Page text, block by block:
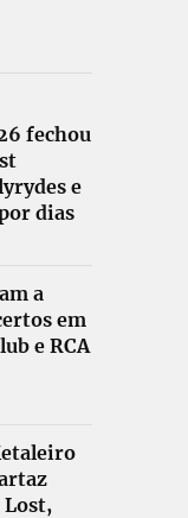
fechou
e
dias
a
em
e RCA
Lost,